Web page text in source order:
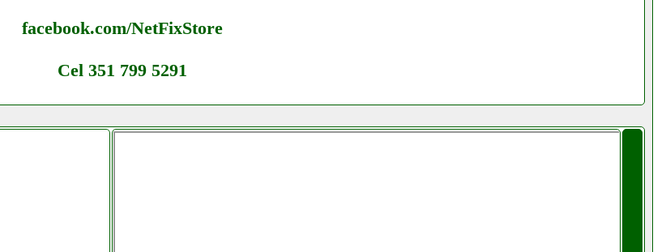
facebook.com/NetFixStore
Cel 351 799 5291